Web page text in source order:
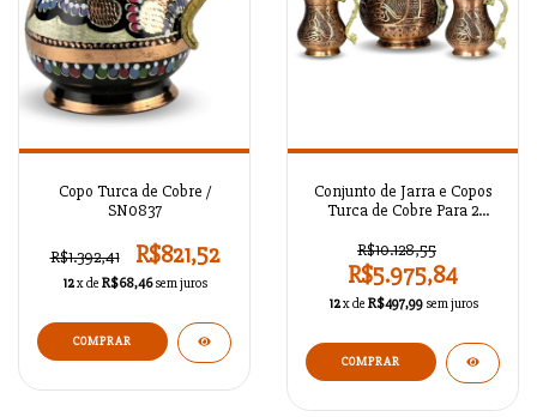
Copo Turca de Cobre /
SN0837
R$1.392,41 R$821,52
12x de R$68,46 sem juros
COMPRAR
Conjunto de Jarra e Copos
Turca de Cobre Para 2
R$10.128,55
R$5.975,84
12x de R$497,99 sem juros
COMPRAR